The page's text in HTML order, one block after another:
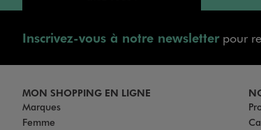
Inscrivez-vous à notre newsletterpour
MON SHOPPING EN LIGNE
Marques
Femme